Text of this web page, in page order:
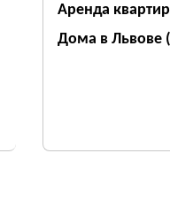
Аренда
Дома в Львове